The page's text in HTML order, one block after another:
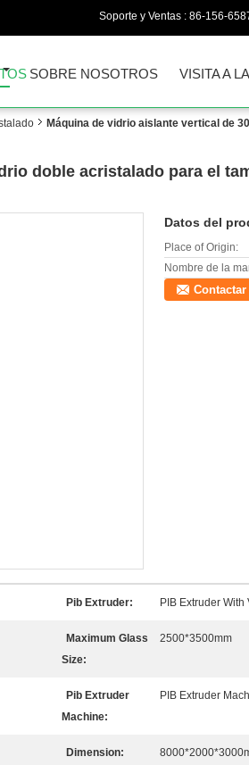
Soporte y Ventas : 86-156-
SOBRE NOSOTROS VISITA A
Máquina de vidrio aislante vertical de
doble acristalado para el
Datos del
Place of Origin:
Nombre de la
Pib Extruder: PIB Extruder With
Maximum Glass
Size:
2500*3500mm
Pib Extruder
Machine:
PIB Extruder
Dimension: